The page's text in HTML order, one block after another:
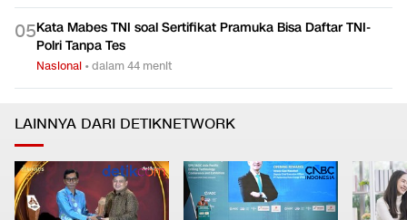
05Kata Mabes TNI soal Sertifikat Pramuka Bisa Daftar TNI-
Polri Tanpa Tes
Nasional •dalam 44 menit
LAINNYA DARI DETIKNETWORK